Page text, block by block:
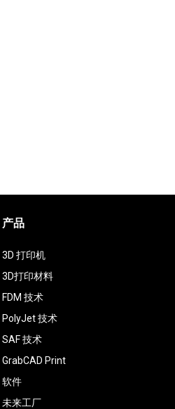
产品
3D 打印机
3D打印材料
FDM 技术
PolyJet 技术
SAF 技术
GrabCAD Print
软件
未来工厂